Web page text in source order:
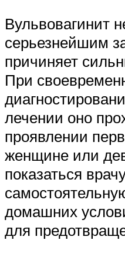
Вульвовагинит
серьезнейшим
причиняет
При
лечении оно
проявлении
женщине или
показаться
домашних
для